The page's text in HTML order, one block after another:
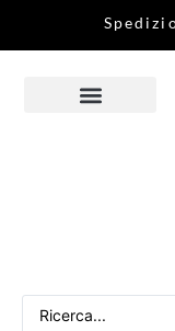
Sped izi